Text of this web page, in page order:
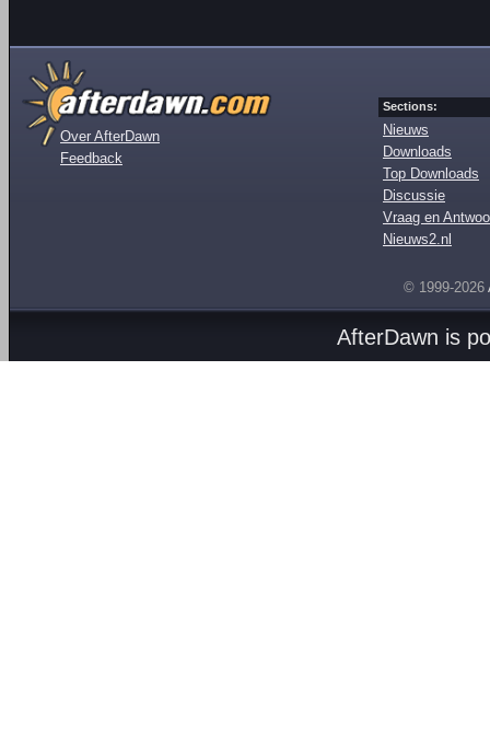
Over AfterDawn
Feedback
Sections:
Nieuws
Downloads
Top Downloads
Discussie
Vraag en
Nieuws2.nl
© 1999-2026
AfterDawn is